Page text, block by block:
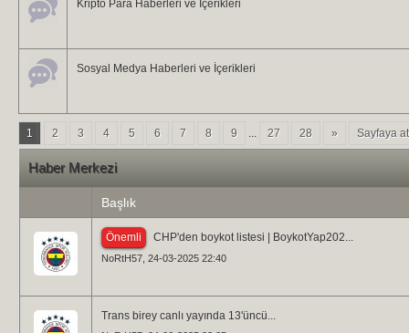
Kripto Para Haberleri ve İçerikleri
Sosyal Medya Haberleri ve İçerikleri
1 2 3 4 5 6 7 8 9 ... 27 28 » Sayfaya
Haber Merkezi
Başlık
Önemli CHP'den boykot listesi | BoykotYap202...
NoRtH57 , 24-03-2025 22:40
Trans birey canlı yayında 13'üncü...